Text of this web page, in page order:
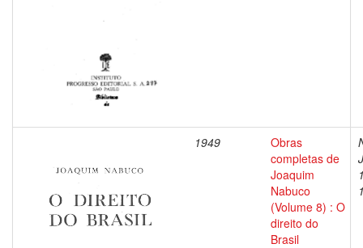
1949
Obras
completas de
Joaquim
Nabuco
(Volume 8) : O
direito do
Brasil